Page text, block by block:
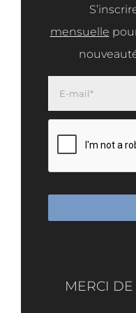
mensuelle
MERCI